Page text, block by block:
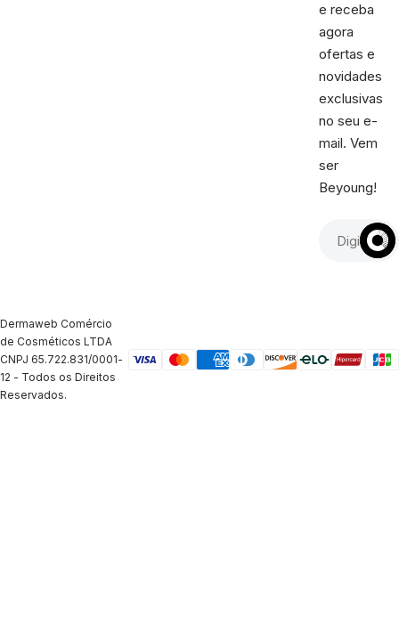
e receba
agora
ofertas e
novidades
exclusivas
no seu e-
mail. Vem
ser
Beyoung!
Dermaweb Comércio
de Cosméticos LTDA
CNPJ 65.722.831/0001-
12 - Todos os Direitos
Reservados.